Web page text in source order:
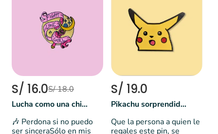
S/ 16.0S/ 18.0
Lucha como una chica - Sailor Moon 🌙
🎶 Perdona si no puedo
ser sinceraSólo en mis
S/ 19.0
Pikachu sorprendido | Pokémon
Que la persona a quien le
regales este pin, se